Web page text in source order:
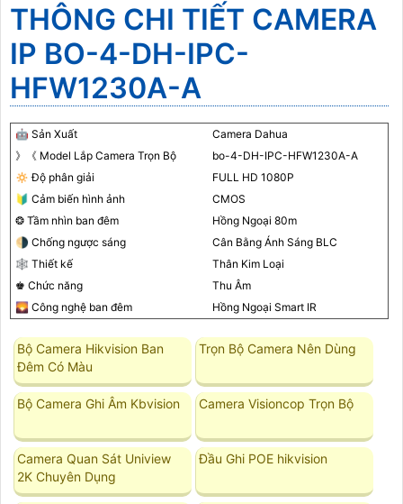
THÔNG CHI TIẾT CAMERA
IP BO-4-DH-IPC-
HFW1230A-A
🤖️ Sản Xuất
Camera Dahua
》《 Model Lắp Camera Trọn Bộ
bo-4-DH-IPC-HFW1230A-A
🔅 Độ phân giải
FULL HD 1080P
🔰 Cảm biến hình ảnh
CMOS
❂ Tầm nhìn ban đêm
Hồng Ngoại 80m
🌗 Chống ngược sáng
Cân Bằng Ánh Sáng BLC
🕸️ Thiết kế
Thân Kim Loại
♚ Chức năng
Thu Âm
🌄 Công nghệ ban đêm
Hồng Ngoại Smart IR
Bộ Camera Hikvision Ban
Đêm Có Màu
Trọn Bộ Camera Nên Dùng
Bộ Camera Ghi Âm Kbvision Camera Visioncop Trọn Bộ
Camera Quan Sát Uniview
2K Chuyên Dụng
Đầu Ghi POE hikvision